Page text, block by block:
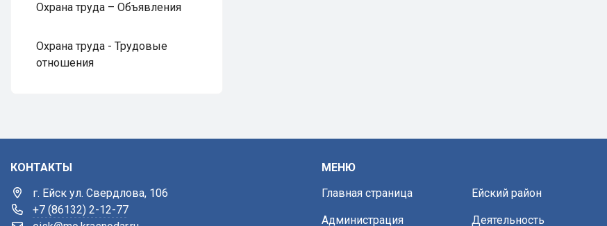
Охрана труда – Объявления
Охрана труда - Трудовые
отношения
КОНТАКТЫ
г. Ейск ул. Свердлова, 106
+7 (86132) 2-12-77
МЕНЮ
Главная страница
Ейский район
Администрация Деятельность